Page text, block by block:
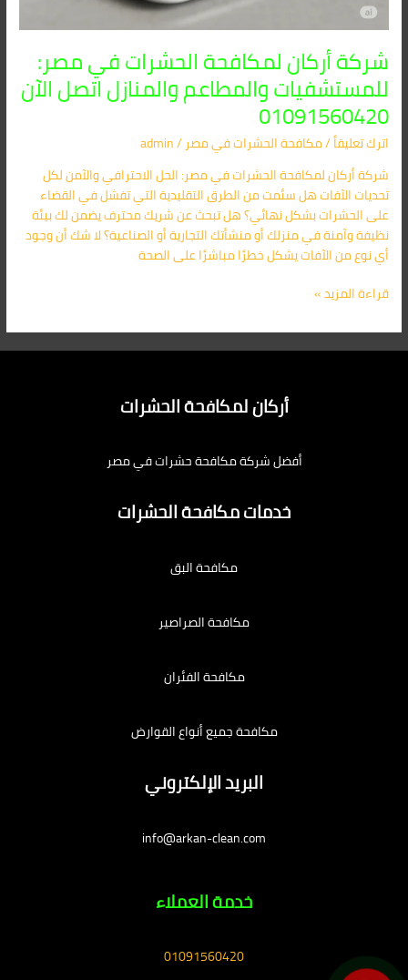
شركة أركان لمكافحة الحشرات في مصر:
للمستشفيات والمطاعم والمنازل اتصل الآن
01091560420
اترك تعليقاً/مكافحة الحشرات في مصر/
admin
شركة أركان لمكافحة الحشرات في مصر: الحل الاحترافي والآمن لكل
تحديات الآفات هل سئمت من الطرق التقليدية التي تفشل في القضاء
على الحشرات بشكل نهائي؟ هل تبحث عن شريك محترف يضمن لك بيئة
نظيفة وآمنة في منزلك أو منشأتك التجارية أو الصناعية؟ لا شك أن وجود
أي نوع من الآفات يشكل خطرًا مباشرًا على الصحة
قراءة المزيد »
أركان لمكافحة الحشرات
أفضل شركة مكافحة حشرات في مصر
خدمات مكافحة الحشرات
مكافحة البق
مكافحة الصراصير
مكافحة الفئران
مكافحة جميع أنواع القوارض
البريد الإلكتروني
info@arkan-clean.com
خدمة العملاء
01091560420